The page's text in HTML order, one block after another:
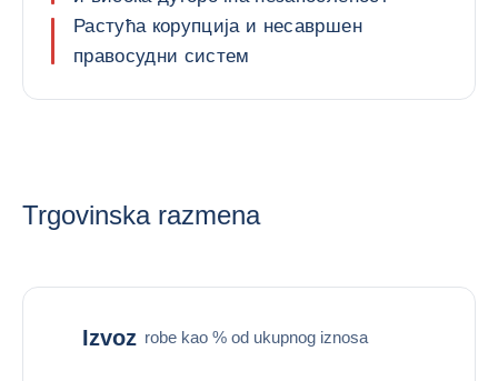
Растућа корупција и несавршен
правосудни систем
Trgovinska razmena
Izvoz robe kao % od ukupnog iznosa